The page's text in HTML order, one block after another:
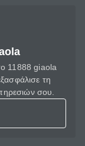
11888 giaola
τη
σου.